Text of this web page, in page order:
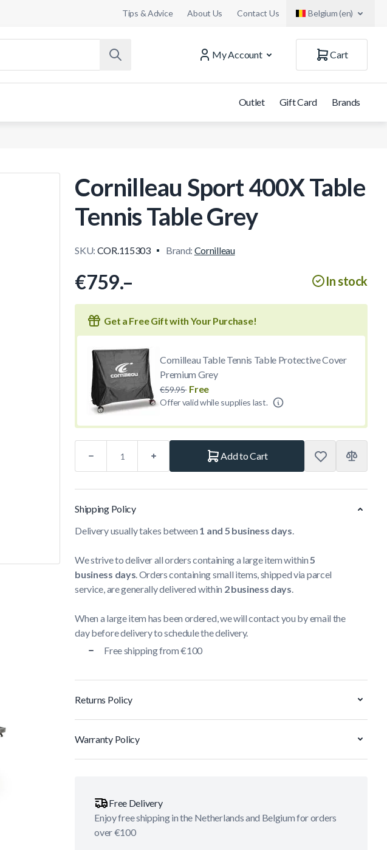
Tips & Advice About Us Contact Us Belgium (en)
My Account
Cart
Outlet Gift Card Brands
Cornilleau Sport 400X Table
Tennis Table Grey
SKU: COR.115303 Brand: Cornilleau
€759.– In stock
Get a Free Gift with Your Purchase!
Cornilleau Table Tennis Table Protective Cover
Premium Grey
€59.95 Free
Offer valid while supplies last.
Add to Cart
Shipping Policy
Delivery usually takes between 1 and 5 business days.
We strive to deliver all orders containing a large item within5
business days. Orders containing small items, shipped via parcel
service, are generally delivered within 2 business days.
When a large item has been ordered, we will contact you by email the
day before delivery to schedule the delivery.
Free shipping from €100
Returns Policy
Warranty Policy
Free Delivery
Enjoy free shipping in the Netherlands and Belgium for orders
over €100